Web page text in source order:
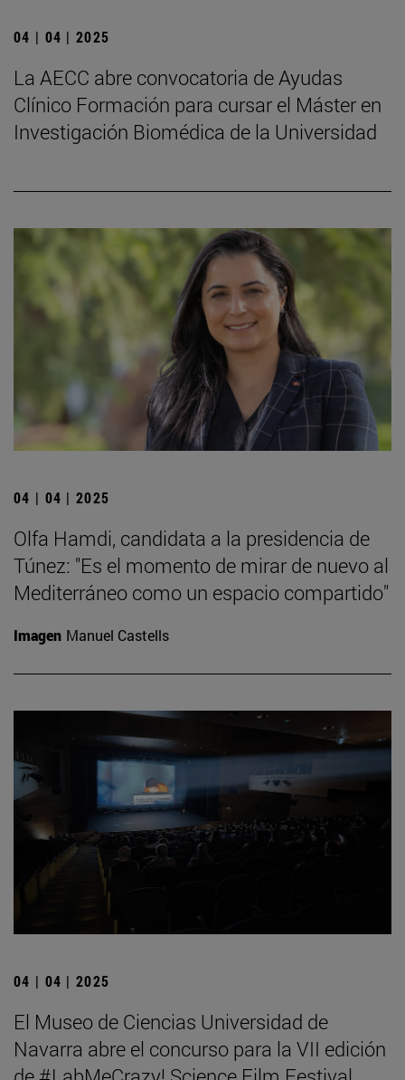
04 | 04 | 2025
La AECC abre convocatoria de Ayudas
Clínico Formación para cursar el Máster en
Investigación Biomédica de la Universidad
04 | 04 | 2025
Olfa Hamdi, candidata a la presidencia de
Túnez: "Es el momento de mirar de nuevo al
Mediterráneo como un espacio compartido"
Imagen Manuel Castells
04 | 04 | 2025
El Museo de Ciencias Universidad de
Navarra abre el concurso para la VII edición